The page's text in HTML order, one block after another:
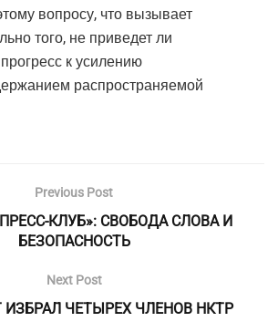
вопросу, что вызывает
того, не приведет ли
к усилению
распространяемой
Previous Post
КЛУБ»: СВОБОДА СЛОВА И
БЕЗОПАСНОСТЬ
Next Post
ЧЕТЫРЕХ ЧЛЕНОВ НКТР